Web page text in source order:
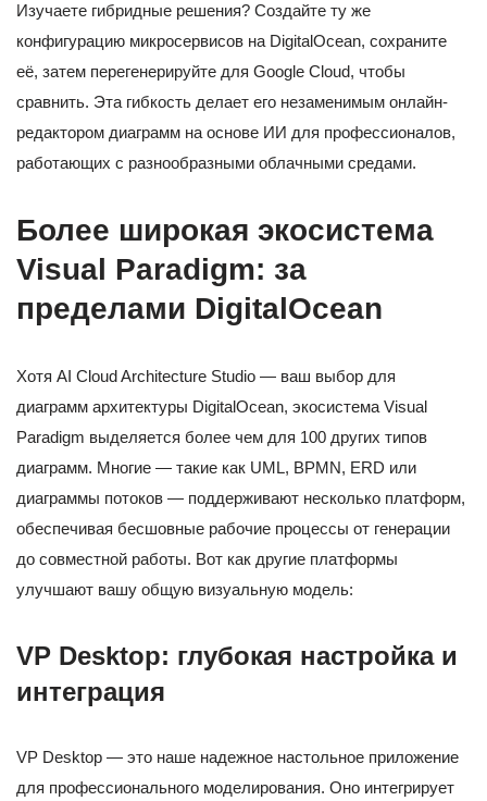
Изучаете гибридные решения? Создайте ту же
конфигурацию микросервисов на DigitalOcean, сохраните
её, затем перегенерируйте для Google Cloud, чтобы
сравнить. Эта гибкость делает его незаменимым онлайн-
редактором диаграмм на основе ИИ для профессионалов,
работающих с разнообразными облачными средами.
Более широкая экосистема
Visual Paradigm: за
пределами DigitalOcean
Хотя AI Cloud Architecture Studio — ваш выбор для
диаграмм архитектуры DigitalOcean, экосистема Visual
Paradigm выделяется более чем для 100 других типов
диаграмм. Многие — такие как UML, BPMN, ERD или
диаграммы потоков — поддерживают несколько платформ,
обеспечивая бесшовные рабочие процессы от генерации
до совместной работы. Вот как другие платформы
улучшают вашу общую визуальную модель:
VP Desktop: глубокая настройка и
интеграция
VP Desktop — это наше надежное настольное приложение
для профессионального моделирования. Оно интегрирует